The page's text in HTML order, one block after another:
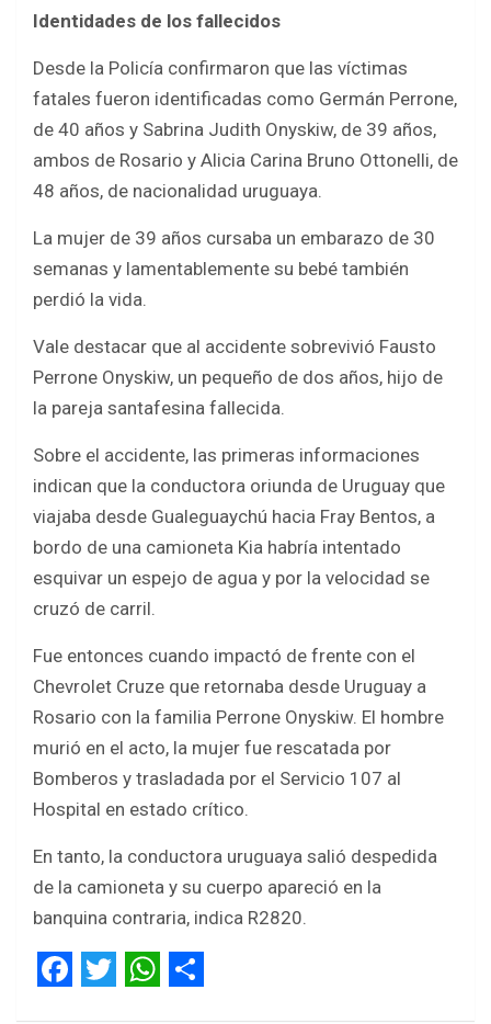
Identidades de los fallecidos
Desde la Policía confirmaron que las víctimas
fatales fueron identificadas como Germán Perrone,
de 40 años y Sabrina Judith Onyskiw, de 39 años,
ambos de Rosario y Alicia Carina Bruno Ottonelli, de
48 años, de nacionalidad uruguaya.
La mujer de 39 años cursaba un embarazo de 30
semanas y lamentablemente su bebé también
perdió la vida.
Vale destacar que al accidente sobrevivió Fausto
Perrone Onyskiw, un pequeño de dos años, hijo de
la pareja santafesina fallecida.
Sobre el accidente, las primeras informaciones
indican que la conductora oriunda de Uruguay que
viajaba desde Gualeguaychú hacia Fray Bentos, a
bordo de una camioneta Kia habría intentado
esquivar un espejo de agua y por la velocidad se
cruzó de carril.
Fue entonces cuando impactó de frente con el
Chevrolet Cruze que retornaba desde Uruguay a
Rosario con la familia Perrone Onyskiw. El hombre
murió en el acto, la mujer fue rescatada por
Bomberos y trasladada por el Servicio 107 al
Hospital en estado crítico.
En tanto, la conductora uruguaya salió despedida
de la camioneta y su cuerpo apareció en la
banquina contraria, indica R2820.